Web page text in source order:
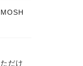
だけ